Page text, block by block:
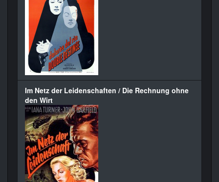
Im Netz der Leidenschaften / Die Rechnung ohne
den Wirt